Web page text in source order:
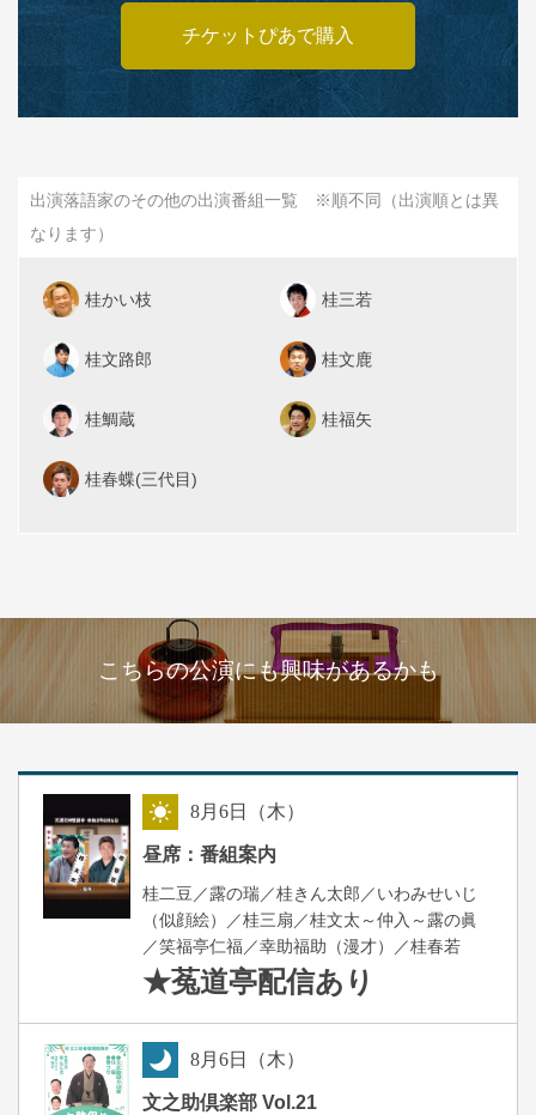
チケットぴあで購入
出演落語家のその他の出演番組一覧 ※順不同（出演順とは異
なります）
桂かい枝 桂三若
桂文路郎 桂文鹿
桂鯛蔵 桂福矢
桂春蝶(三代目)
こちらの公演にも興味があるかも
8月6日（木）
昼席：番組案内
桂二豆／露の瑞／桂きん太郎／いわみせいじ
（似顔絵）／桂三扇／桂文太～仲入～露の眞
／笑福亭仁福／幸助福助（漫才）／桂春若
★菟道亭配信あり
8月6日（木）
文之助倶楽部 Vol.21